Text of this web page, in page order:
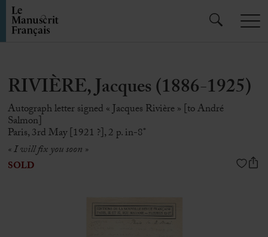
RIVIÈRE, Jacques (1886-1925)
Autograph letter signed « Jacques Rivière » [to André
Salmon]
Paris, 3rd May [1921 ?], 2 p. in-8°
« I will fix you soon »
SOLD